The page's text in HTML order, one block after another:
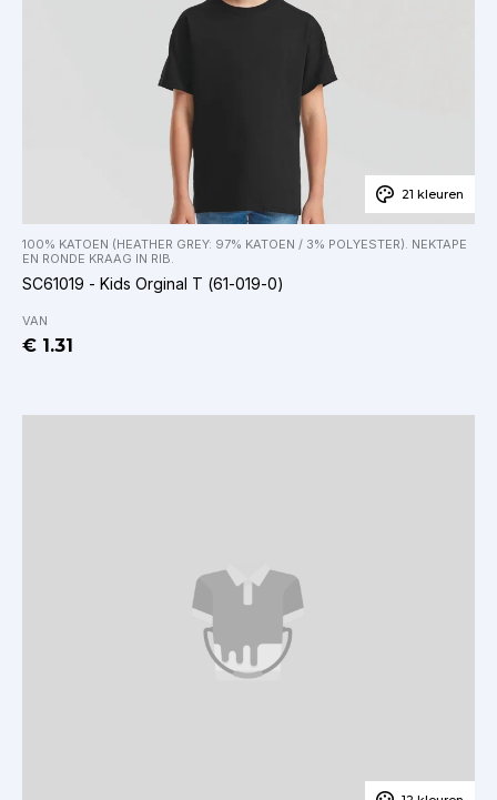
21 kleuren
100% KATOEN (HEATHER GREY: 97% KATOEN / 3% POLYESTER). NEKTAPE
EN RONDE KRAAG IN RIB.
SC61019 - Kids Orginal T (61-019-0)
VAN
€ 1.31